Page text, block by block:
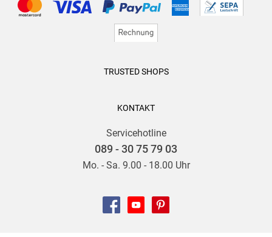
TRUSTED SHOPS
KONTAKT
Servicehotline
089 - 30 75 79 03
Mo. - Sa. 9.00 - 18.00 Uhr